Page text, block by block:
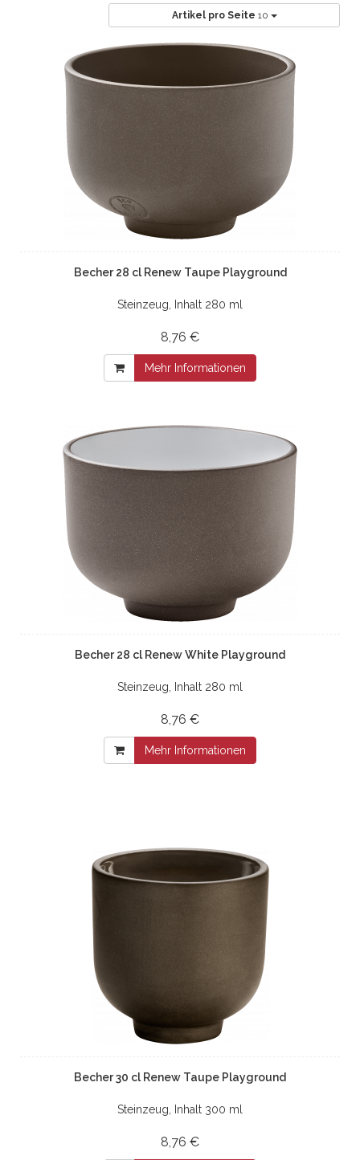
Artikel pro Seite 10
Becher 28 cl Renew Taupe Playground
Steinzeug, Inhalt 280 ml
8,76 €
Mehr Informationen
Becher 28 cl Renew White Playground
Steinzeug, Inhalt 280 ml
8,76 €
Mehr Informationen
Becher 30 cl Renew Taupe Playground
Steinzeug, Inhalt 300 ml
8,76 €